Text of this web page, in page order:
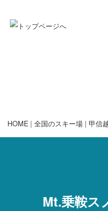
HOME | 全国のスキー場 | 甲信
Mt.乗鞍ス